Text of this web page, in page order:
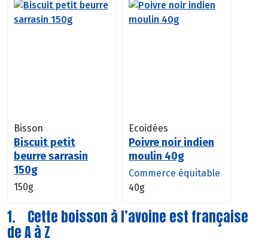
Bisson
Biscuit petit
beurre sarrasin
150g
150g
Ecoidées
Poivre noir indien
moulin 40g
Commerce équitable
40g
1. Cette boisson à l’avoine est française
de A à Z